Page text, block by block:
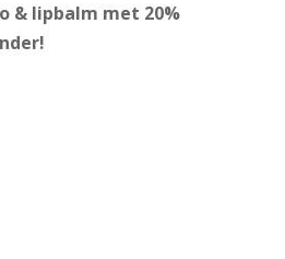
& lipbalm met 20%